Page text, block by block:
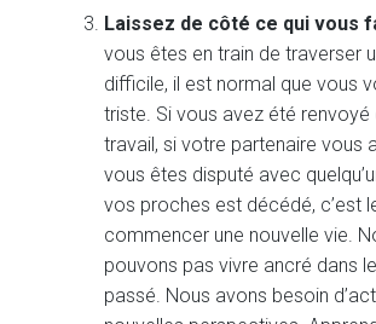
Laissez de côté ce qui vous
vous êtes en train de traverser
difficile, il est normal que vous
triste. Si vous avez été renvoyé
travail, si votre partenaire vous
vous êtes disputé avec
vos proches est décédé, c’est
commencer une nouvelle vie.
pouvons pas vivre ancré dans
passé. Nous avons besoin